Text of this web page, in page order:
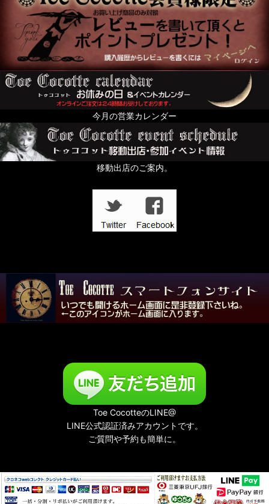
今月の営業カレンダー
移動出店のご案内。
Toe CocotteのLINE@
LINE公式認証済みアカウントです。
ご質問や予約も簡単に。